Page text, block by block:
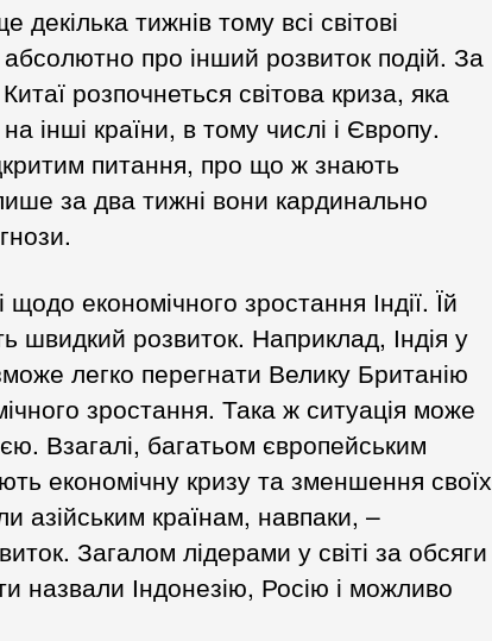
тижнів тому всі світові
про інший розвиток подій. За
розпочнеться світова криза, яка
інші країни, в тому числі і Європу.
питання, про що ж знають
за два тижні вони кардинально
економічного зростання Індії. Їй
швидкий розвиток. Наприклад, Індія у
легко перегнати Велику Британію
зростання. Така ж ситуація може
Взагалі, багатьом європейським
економічну кризу та зменшення своїх
азійським країнам, навпаки, –
Загалом лідерами у світі за обсяги
назвали Індонезію, Росію і можливо